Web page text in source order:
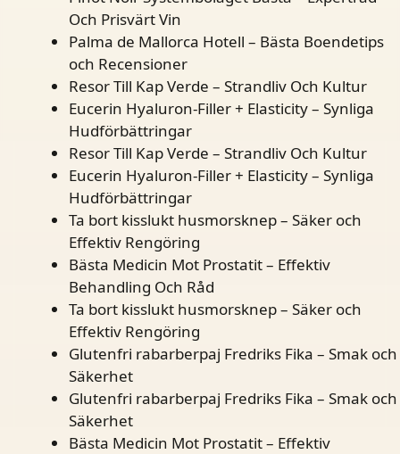
Och Prisvärt Vin
Palma de Mallorca Hotell – Bästa Boendetips
och Recensioner
Resor Till Kap Verde – Strandliv Och Kultur
Eucerin Hyaluron-Filler + Elasticity – Synliga
Hudförbättringar
Resor Till Kap Verde – Strandliv Och Kultur
Eucerin Hyaluron-Filler + Elasticity – Synliga
Hudförbättringar
Ta bort kisslukt husmorsknep – Säker och
Effektiv Rengöring
Bästa Medicin Mot Prostatit – Effektiv
Behandling Och Råd
Ta bort kisslukt husmorsknep – Säker och
Effektiv Rengöring
Glutenfri rabarberpaj Fredriks Fika – Smak och
Säkerhet
Glutenfri rabarberpaj Fredriks Fika – Smak och
Säkerhet
Bästa Medicin Mot Prostatit – Effektiv